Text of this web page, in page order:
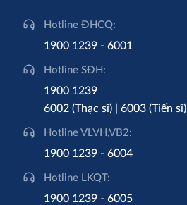
Hotline ĐHCQ:
1900 1239 - 6001
Hotline SĐH:
1900 1239
6002 (Thạc sĩ) | 6003 (Tiến sĩ)
Hotline VLVH,VB2:
1900 1239 - 6004
Hotline LKQT:
1900 1239 - 6005